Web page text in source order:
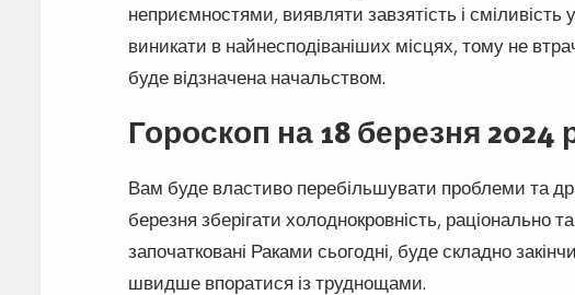
неприємностями, виявляти завзятість і
виникати в найнесподіваніших місцях, тому не
буде відзначена начальством.
Гороскоп на 18 березня 2024
Вам буде властиво перебільшувати проблеми та
березня зберігати холоднокровність, раціонально
започатковані Раками сьогодні, буде складно
швидше впоратися із труднощами.